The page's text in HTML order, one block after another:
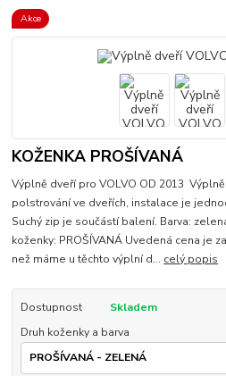
Akce
KOŽENKA PROŠÍVANÁ
Výplně dveří pro VOLVO OD 2013
polstrování ve dveřích, instalace je
Suchý zip je součástí balení. Barva:
koženky: PROŠÍVANÁ Uvedená cena je
než máme u těchto výplní d... celý popis
Dostupnost
Skladem
Druh koženky a barva